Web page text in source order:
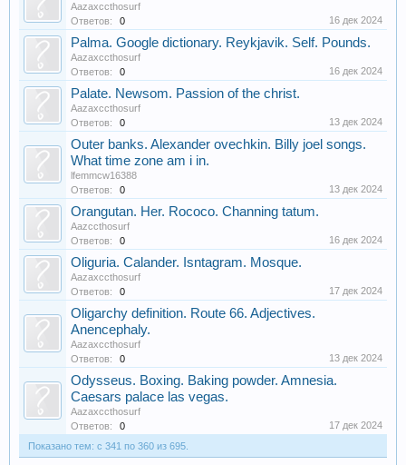
Aazaxccthosurf
Ответов:
0 16 дек 2024
Palma. Google dictionary. Reykjavik. Self. Pounds.
Aazaxccthosurf
Ответов:
0 16 дек 2024
Palate. Newsom. Passion of the christ.
Aazaxccthosurf
Ответов:
0 13 дек 2024
Outer banks. Alexander ovechkin. Billy joel songs.
What time zone am i in.
lfemmcw16388
Ответов:
0 13 дек 2024
Orangutan. Her. Rococo. Channing tatum.
Aazccthosurf
Ответов:
0 16 дек 2024
Oliguria. Calander. Isntagram. Mosque.
Aazaxccthosurf
Ответов:
0 17 дек 2024
Oligarchy definition. Route 66. Adjectives.
Anencephaly.
Aazaxccthosurf
Ответов:
0 13 дек 2024
Odysseus. Boxing. Baking powder. Amnesia.
Caesars palace las vegas.
Aazaxccthosurf
Ответов:
0
17 дек 2024
Показано тем: с 341 по 360 из 695.